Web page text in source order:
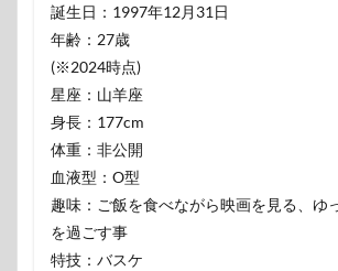
誕生日：1997年12月31日
年齢：27歳
(※2024時点)
星座：山羊座
身長：177cm
体重：非公開
血液型：O型
趣味：ご飯を食べながら映画を見る、ゆ
を過ごす事
特技：バスケ